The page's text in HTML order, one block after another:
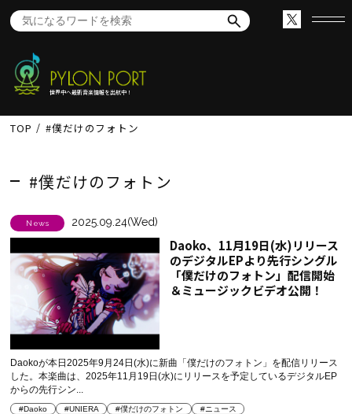
世界中へ最新音楽情報を出航中！
TOP #僕だけのフォトン
#僕だけのフォトン
News 2025.09.24(Wed)
Daoko、11月19日(水)リリース
のデジタルEPより先行シングル
「僕だけのフォトン」配信開始
＆ミュージックビデオ公開！
Daokoが本日2025年9月24日(水)に新曲「僕だけのフォトン」を配信リリース
した。本楽曲は、2025年11月19日(水)にリリースを予定しているデジタルEP
からの先行シン...
#Daoko #UNIERA #僕だけのフォトン #ニュース